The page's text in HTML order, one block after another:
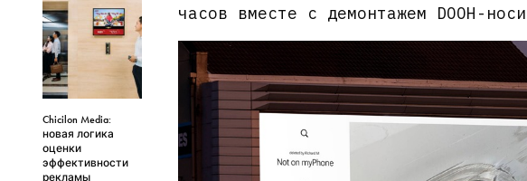
Chicilon Media:
новая логика
оценки
эффективности
рекламы
часов вместе с демонтажем DOOH-